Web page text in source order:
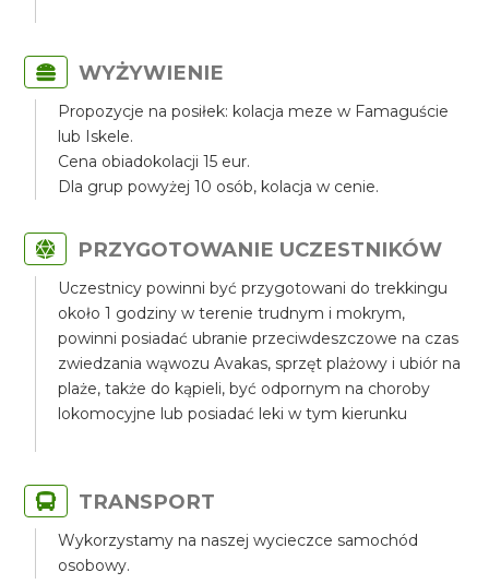
WYŻYWIENIE
Propozycje na posiłek: kolacja meze w Famaguście
lub Iskele.
Cena obiadokolacji 15 eur.
Dla grup powyżej 10 osób, kolacja w cenie.
PRZYGOTOWANIE UCZESTNIKÓW
Uczestnicy powinni być przygotowani do trekkingu
około 1 godziny w terenie trudnym i mokrym,
powinni posiadać ubranie przeciwdeszczowe na czas
zwiedzania wąwozu Avakas, sprzęt plażowy i ubiór na
plaże, także do kąpieli, być odpornym na choroby
lokomocyjne lub posiadać leki w tym kierunku
TRANSPORT
Wykorzystamy na naszej wycieczce samochód
osobowy.